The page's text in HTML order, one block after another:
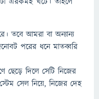
তবে আমরা বা অন্যান্য
পরের ধনে মাতব্বরি
ছেড়ে দিলে সেটি নিজের
সেল নিয়ে, নিজের দেহ